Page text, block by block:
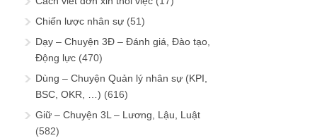
Chiến lược nhân sự (51)
Dạy – Chuyện 3Đ – Đánh giá, Đào tạo,
Động lực (470)
Dùng – Chuyện Quản lý nhân sự (KPI,
BSC, OKR, …) (616)
Giữ – Chuyện 3L – Lương, Lậu, Luật
(582)